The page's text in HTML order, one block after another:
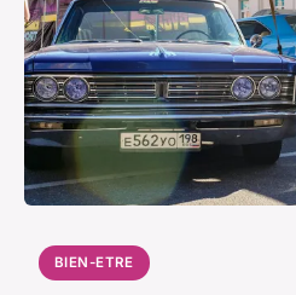
BIEN-ETRE